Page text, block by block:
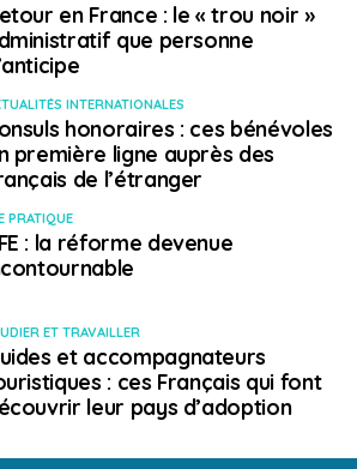
de l’UE, vous n’avez pas
ce soit pour un court ou un long
ou non. En revanche, si vous
plus de trois mois, il est
auprès de la commune de
pour y déposer une demande
muni notamment d’une
Le titre délivré est valable cinq
permet, en outre, d’obtenir un
dernier est utilisé par les
des organismes publics ou
La semaine de travail est de 38 h
semaines de congés payés par
en France : le « trou noir »
que personne
INTERNATIONALES
honoraires : ces bénévoles
première ligne auprès des
de l’étranger
PRATIQUE
: la réforme devenue
ET TRAVAILLER
et accompagnateurs
: ces Français qui font
leur pays d’adoption